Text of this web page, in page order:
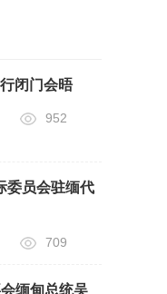
闭门会晤
952
委员会驻缅代
709
缅甸总统吴